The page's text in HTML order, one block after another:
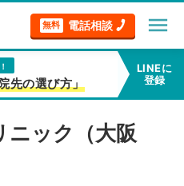
無料 電話相談 menu
先の選び方」
LINEに
登録
ニック（大阪